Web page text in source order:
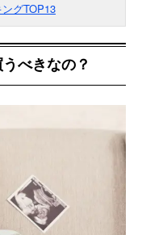
グTOP13
べきなの？